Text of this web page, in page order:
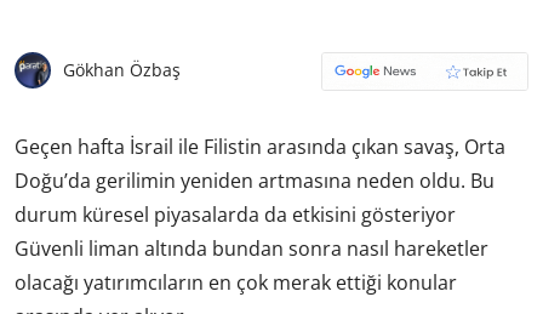
Gökhan Özbaş
Geçen hafta İsrail ile Filistin arasında çıkan savaş, Orta
Doğu’da gerilimin yeniden artmasına neden oldu. Bu
durum küresel piyasalarda da etkisini gösteriyor
Güvenli liman altında bundan sonra nasıl hareketler
olacağı yatırımcıların en çok merak ettiği konular